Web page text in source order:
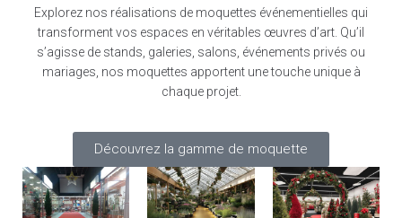
Explorez nos réalisations de moquettes événementielles qui
transforment vos espaces en véritables œuvres d’art. Qu’il
s’agisse de stands, galeries, salons, événements privés ou
mariages, nos moquettes apportent une touche unique à
chaque projet.
Découvrez la gamme de moquette